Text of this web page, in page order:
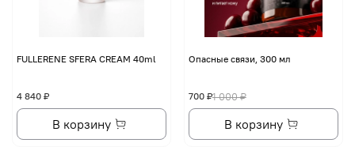
FULLERENE SFERA CREAM 40ml
4 840 ₽
В корзину
Опасные связи, 300 мл
1 000 ₽
700 ₽
В корзину